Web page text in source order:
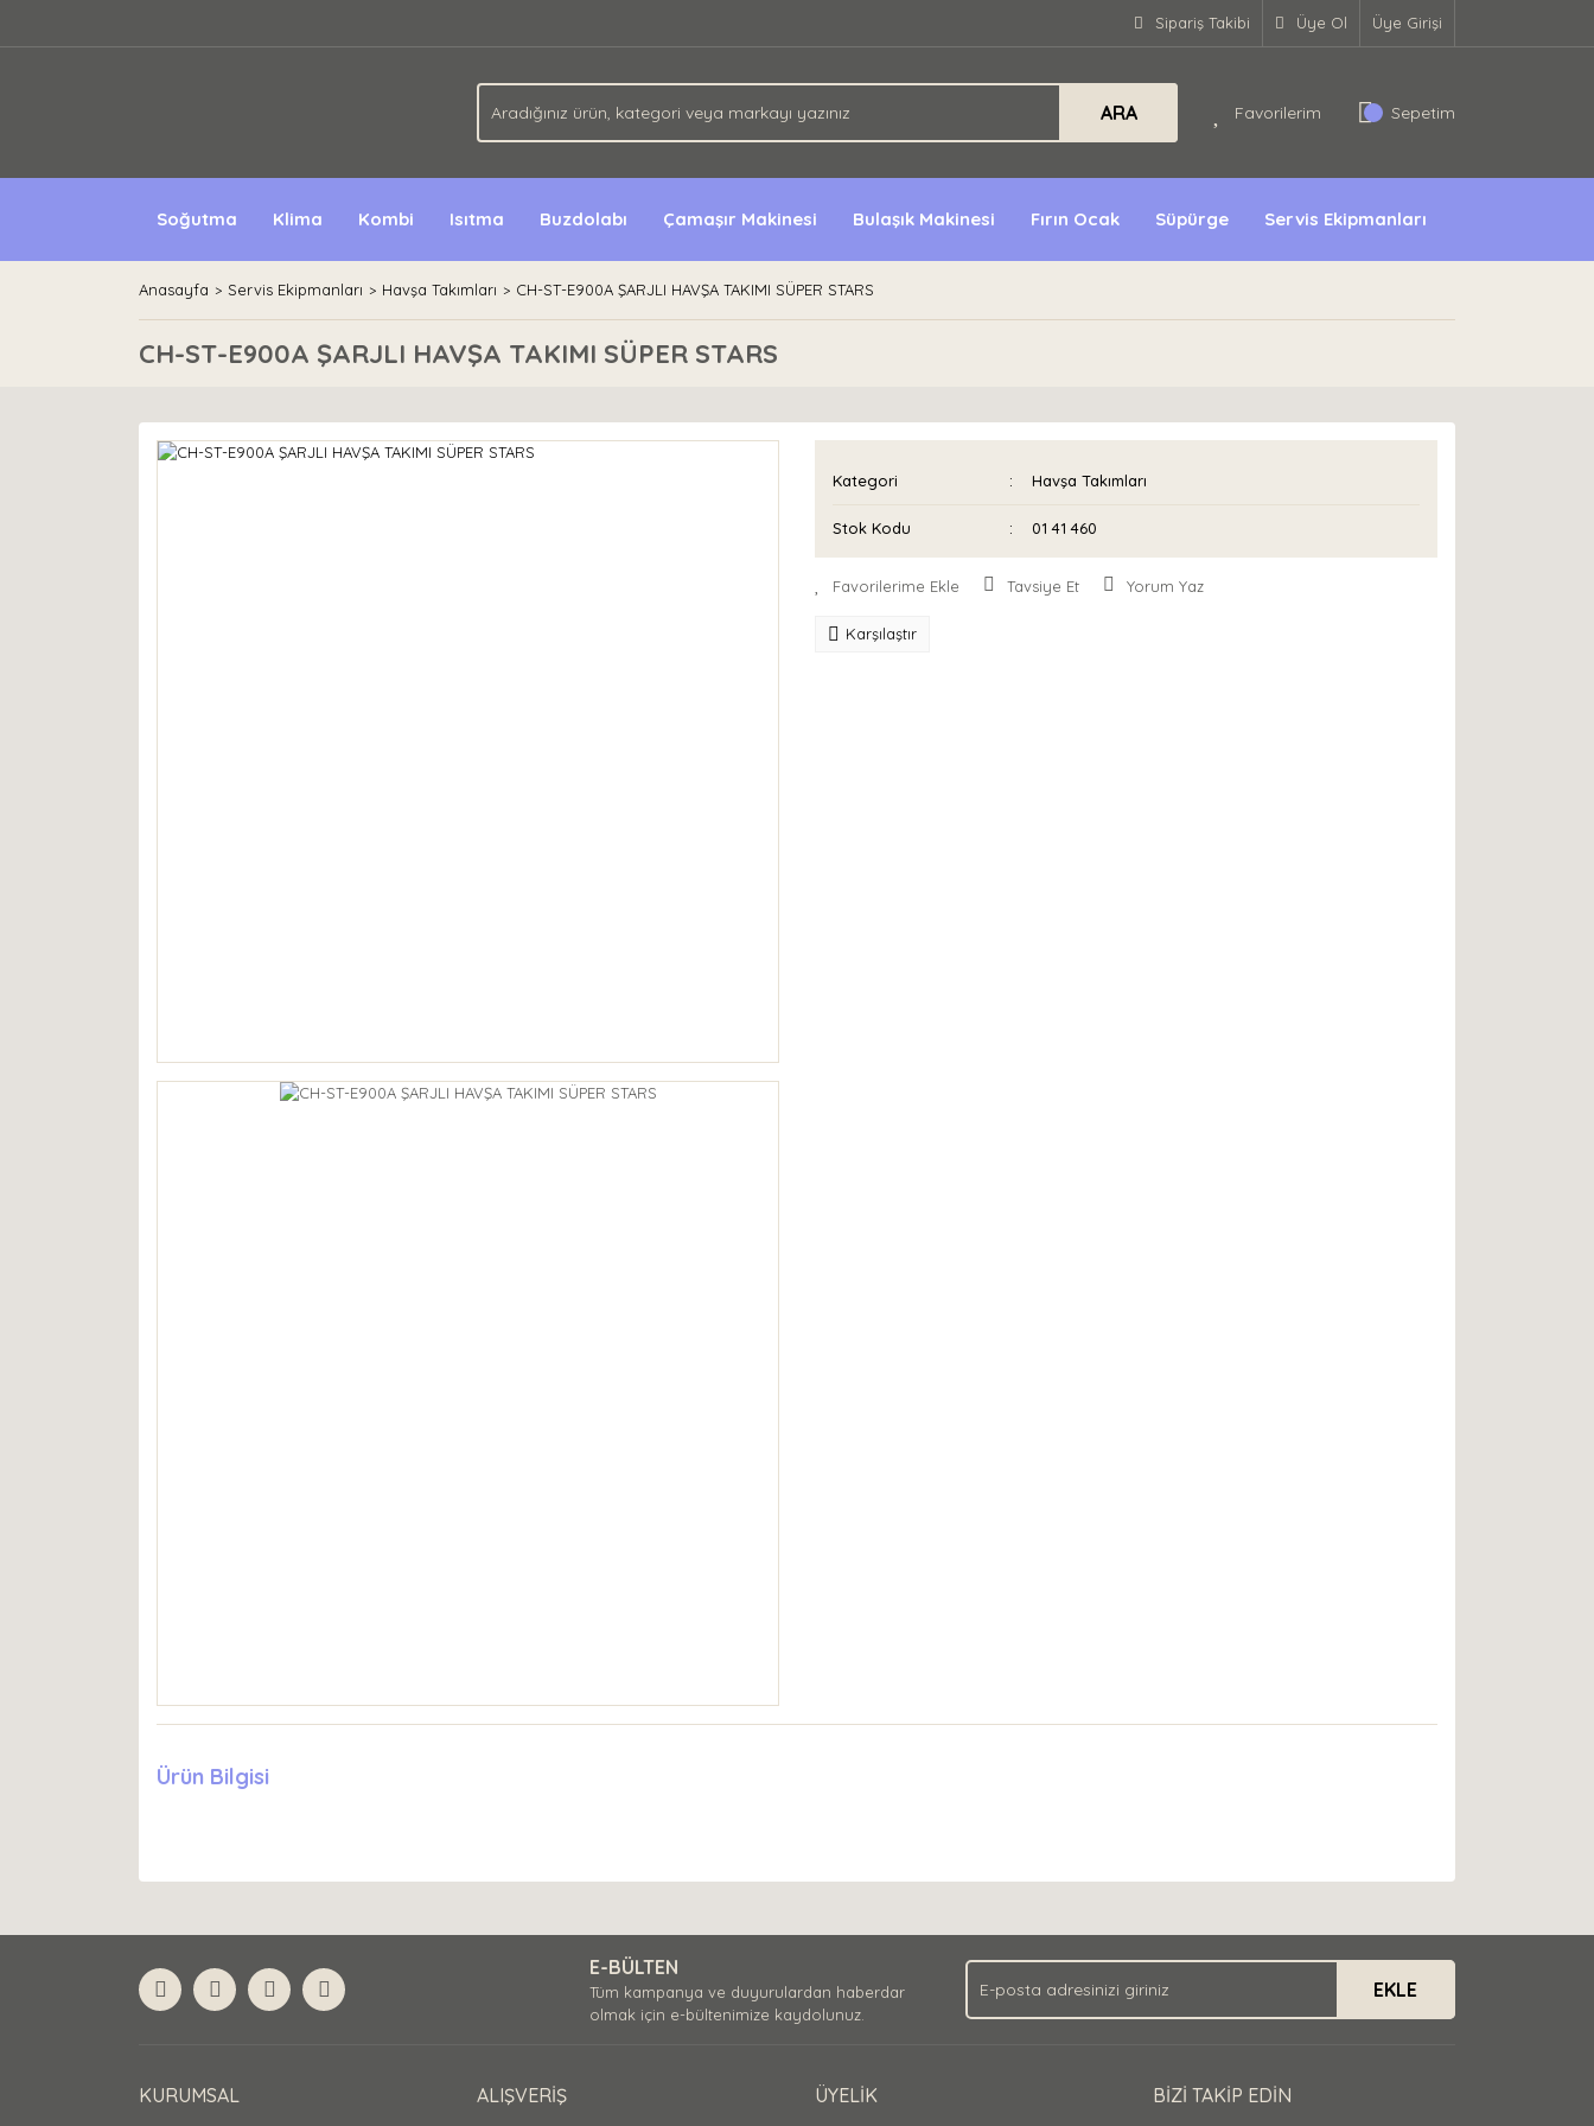
Sipariş Takibi Üye Ol Üye Girişi
ARA Favorilerim Sepetim
Soğutma Klima Kombi Isıtma Buzdolabı Çamaşır Makinesi Bulaşık Makinesi Fırın Ocak Süpürge Servis Ekipmanları
Anasayfa Servis Ekipmanları Havşa Takımları CH-ST-E900A ŞARJLI HAVŞA TAKIMI SÜPER STARS
CH-ST-E900A ŞARJLI HAVŞA TAKIMI SÜPER STARS
Kategori Havşa Takımları
Stok Kodu 01 41 460
Tavsiye Et Yorum Yaz
Karşılaştır
Ürün Bilgisi
E-BÜLTEN
Tüm kampanya ve duyurulardan haberdar
olmak için e-bültenimize kaydolunuz.
EKLE
KURUMSAL ALIŞVERİŞ ÜYELİK BİZİ TAKİP EDİN